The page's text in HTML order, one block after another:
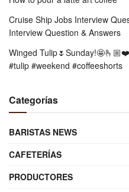
Cruise Ship Jobs Interview
Interview Question & Answers
Winged
#tulip #weekend #coffeeshorts
Categorías
BARISTAS NEWS
CAFETERÍAS
PRODUCTORES